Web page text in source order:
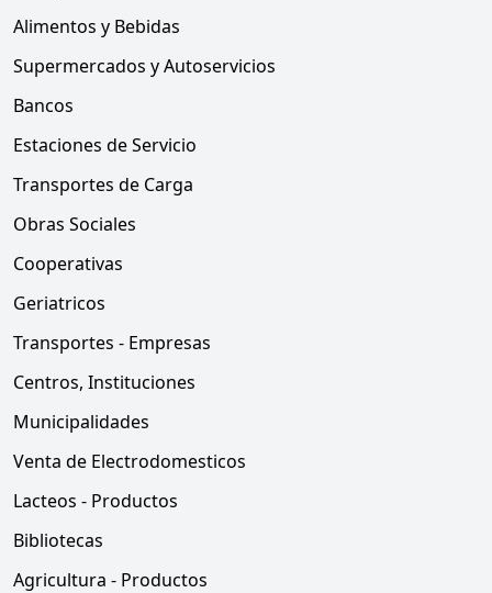
Alimentos y Bebidas
Supermercados y Autoservicios
Bancos
Estaciones de Servicio
Transportes de Carga
Obras Sociales
Cooperativas
Geriatricos
Transportes - Empresas
Centros, Instituciones
Municipalidades
Venta de Electrodomesticos
Lacteos - Productos
Bibliotecas
Agricultura - Productos